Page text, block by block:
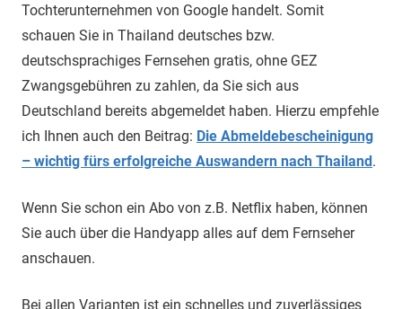
Tochterunternehmen von Google handelt. Somit
schauen Sie in Thailand deutsches bzw.
deutschsprachiges Fernsehen gratis, ohne GEZ
Zwangsgebühren zu zahlen, da Sie sich aus
Deutschland bereits abgemeldet haben. Hierzu empfehle
ich Ihnen auch den Beitrag: Die Abmeldebescheinigung
– wichtig fürs erfolgreiche Auswandern nach Thailand.
Wenn Sie schon ein Abo von z.B. Netflix haben, können
Sie auch über die Handyapp alles auf dem Fernseher
anschauen.
Bei allen Varianten ist ein schnelles und zuverlässiges